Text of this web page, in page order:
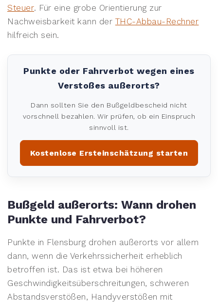
Steuer. Für eine grobe Orientierung zur
Nachweisbarkeit kann der THC-Abbau-Rechner
hilfreich sein.
Punkte oder Fahrverbot wegen eines
Verstoßes außerorts?
Dann sollten Sie den Bußgeldbescheid nicht
vorschnell bezahlen. Wir prüfen, ob ein Einspruch
sinnvoll ist.
Kostenlose Ersteinschätzung starten
Bußgeld außerorts: Wann drohen
Punkte und Fahrverbot?
Punkte in Flensburg drohen außerorts vor allem
dann, wenn die Verkehrssicherheit erheblich
betroffen ist. Das ist etwa bei höheren
Geschwindigkeitsüberschreitungen, schweren
Abstandsverstößen, Handyverstößen mit